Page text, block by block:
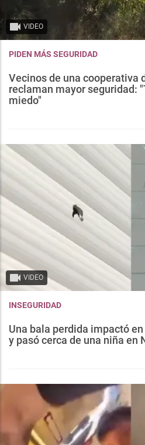
VIDEO
PIDEN MÁS SEGURIDAD
Vecinos de una cooperativa
reclaman mayor seguridad:
miedo"
VIDEO
INSEGURIDAD
Una bala perdida impactó
y pasó cerca de una niña en